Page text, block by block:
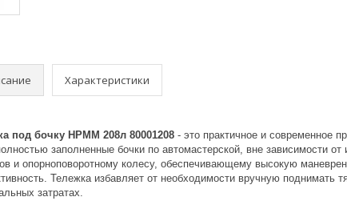
Характеристики
под бочку HPMM 208л 80001208 - это практичное и современное
заполненные бочки по автомастерской, вне зависимости
и опорноповоротному колесу, обеспечивающему высокую
Тележка избавляет от необходимости вручную поднимать
затратах.